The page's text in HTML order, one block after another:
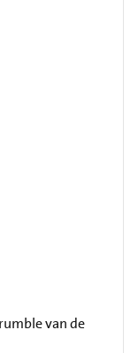
van de